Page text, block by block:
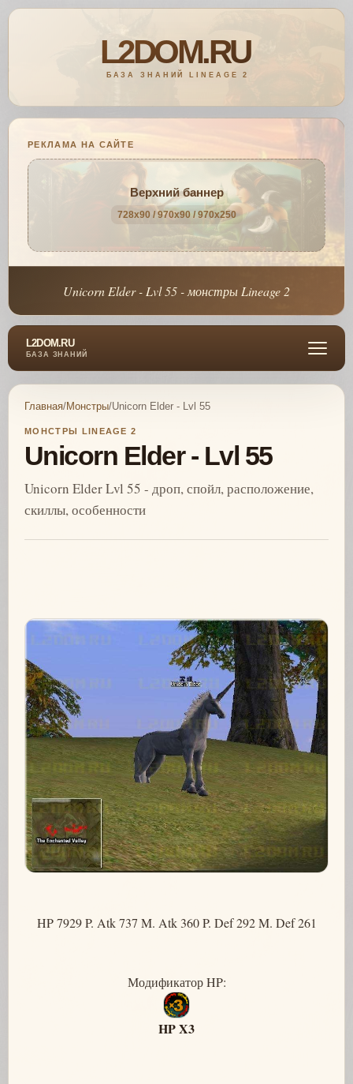
РЕКЛАМА НА САЙТЕ
Верхний баннер
728x90 / 970x90 / 970x250
Unicorn Elder - Lvl 55 - монстры Lineage 2
L2DOM.RU
БАЗА ЗНАНИЙ
Главная/Монстры/Unicorn Elder - Lvl 55
МОНСТРЫ LINEAGE 2
Unicorn Elder - Lvl 55
Unicorn Elder Lvl 55 - дроп, спойл, расположение,
скиллы, особенности
HP 7929 P. Atk 737 M. Atk 360 P. Def 292 M. Def 261
Модификатор HP:
HP X3